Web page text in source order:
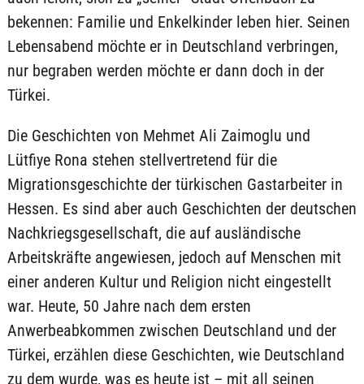
bekennen: Familie und Enkelkinder leben hier. Seinen
Lebensabend möchte er in Deutschland verbringen,
nur begraben werden möchte er dann doch in der
Türkei.
Die Geschichten von Mehmet Ali Zaimoglu und
Lütfiye Rona stehen stellvertretend für die
Migrationsgeschichte der türkischen Gastarbeiter in
Hessen. Es sind aber auch Geschichten der deutschen
Nachkriegsgesellschaft, die auf ausländische
Arbeitskräfte angewiesen, jedoch auf Menschen mit
einer anderen Kultur und Religion nicht eingestellt
war. Heute, 50 Jahre nach dem ersten
Anwerbeabkommen zwischen Deutschland und der
Türkei, erzählen diese Geschichten, wie Deutschland
zu dem wurde, was es heute ist – mit all seinen